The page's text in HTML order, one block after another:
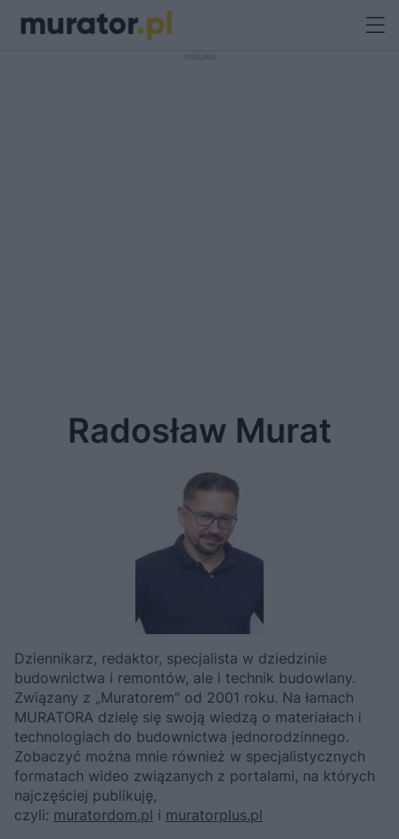
Radosław Murat
Dziennikarz, redaktor, specjalista w dziedzinie
budownictwa i remontów, ale i technik budowlany.
Związany z „Muratorem” od 2001 roku. Na łamach
MURATORA dzielę się swoją wiedzą o materiałach i
technologiach do budownictwa jednorodzinnego.
Zobaczyć można mnie również w specjalistycznych
formatach wideo związanych z portalami, na których
najczęściej publikuję,
czyli: muratordom.pl i muratorplus.pl